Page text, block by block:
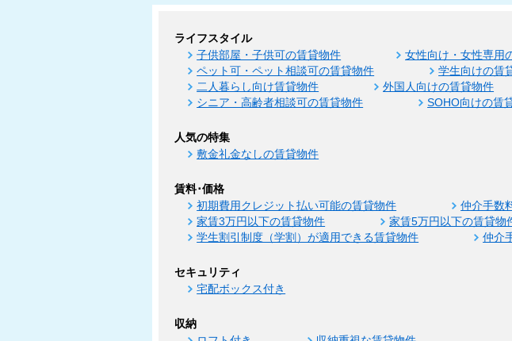
ライフスタイル
子供部屋・子供可の賃貸物件 女性向け・女性専用
ペット可・ペット相談可の賃貸物件
学生向けの賃
二人暮らし向け賃貸物件
外国人向けの賃貸物件
シニア・高齢者相談可の賃貸物件
SOHO向けの賃
人気の特集
敷金礼金なしの賃貸物件
賃料･価格
初期費用クレジット払い可能の賃貸物件 仲介手数
家賃3万円以下の賃貸物件
家賃5万円以下の賃貸物
学生割引制度（学割）が適用できる賃貸物件
仲介
セキュリティ
宅配ボックス付き
収納